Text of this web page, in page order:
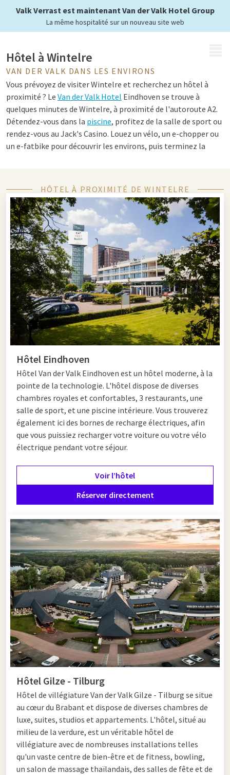
Valk Verrast est maintenant Van der Valk Hotel Group
La même hospitalité sur un nouveau site web
Hôtel à Wintelre
VAN DER VALK DANS LES ENVIRONS
Vous prévoyez de visiter Wintelre et recherchez un hôtel à
proximité ? Le Van der Valk Hotel Eindhoven se trouve à
quelques minutes de Wintelre, à proximité de l'autoroute A2.
Détendez-vous dans la piscine, profitez de la salle de sport ou
rendez-vous au Jack's Casino. Louez un vélo, un e-chopper ou
un e-fatbike pour découvrir les environs, puis terminez la
Conseils pour Wintelre et Eindhoven
Wintelre et Eindhoven offrent un parfait équilibre entre
nature et ville. Profitez d'une promenade ou d'une balade à
vélo dans la réserve naturelle de l'Oirschotse Heide avant de
découvrirEindhoven. Visitez Strijp-S, le musée Van Abbe ou le
musée Philips. Grâce à sa proximité avec l'aéroport
d'Eindhoven, Wintelre constitue également un excellent
point de départ pour découvrir la région.
Hôtel près de Wintelre
Le Van der Valk Hotel Eindhoven se situe à environ 20 minutes
de Wintelre. Séjournez dans une chambre confortable et
profitez de la piscine, de la salle de sport, de trois restaurants
et de nombreuses installations haut de gamme. Le point de
départ idéal pour découvrir Wintelre et Eindhoven.
HÔTEL À PROXIMITÉ DE WINTELRE
Hôtel Eindhoven
Hôtel Van der Valk Eindhoven est un hôtel moderne, à la
pointe de la technologie. L'hôtel dispose de diverses
chambres royales et confortables, 3 restaurants, une
salle de sport, et une piscine intérieure. Vous trouverez
également ici des bornes de recharge électriques, afin
que vous puissiez recharger votre voiture ou votre vélo
électrique pendant votre séjour.
Voir l’hôtel
Réserver directement
Hôtel Gilze - Tilburg
Hôtel de villégiature Van der Valk Gilze - Tilburg se situe
au cœur du Brabant et dispose de diverses chambres de
luxe, suites, studios et appartements. L'hôtel, situé au
milieu de la verdure, est un véritable hôtel de
villégiature avec de nombreuses installations telles
qu'un vaste centre de bien-être et de fitness, bowling,
un salon de massage thaïlandais, des salles de fête et de